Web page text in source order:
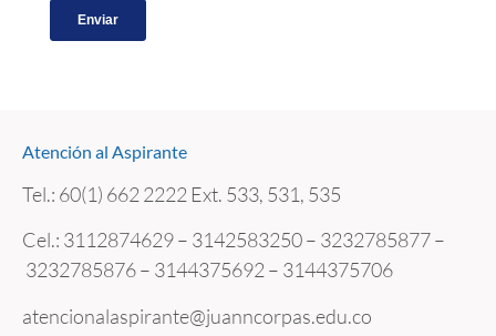
Atención al Aspirante
Tel.: 60(1) 662 2222 Ext. 533, 531, 535
Cel.: 3112874629 – 3142583250 – 3232785877 –
3232785876 – 3144375692 – 3144375706
atencionalaspirante@juanncorpas.edu.co